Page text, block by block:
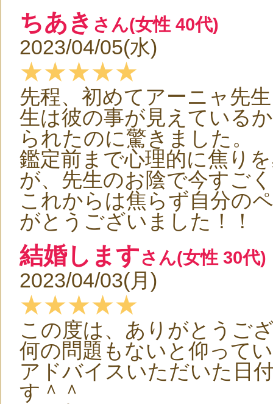
ちあき さん(女性 40代)
2023/04/05(水)
★★★★★
先程、初めてアーニャ先
生は彼の事が見えている
られたのに驚きました。
鑑定前まで心理的に焦り
が、先生のお陰で今すご
これからは焦らず自分の
がとうございました！！
結婚しますさん(女性 30代)
2023/04/03(月)
★★★★★
この度は、ありがとうご
何の問題もないと仰って
アドバイスいただいた日
す＾＾